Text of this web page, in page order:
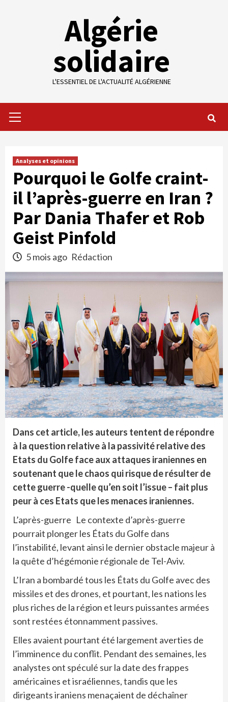
Algérie
solidaire
L'ESSENTIEL DE L'ACTUALITÉ ALGÉRIENNE
Menu
Analyses et opinions
Pourquoi le Golfe craint-
il l’après-guerre en Iran ?
Par Dania Thafer et Rob
Geist Pinfold
5 mois ago Rédaction
Dans cet article, les auteurs tentent de répondre
à la question relative à la passivité relative des
Etats du Golfe face aux attaques iraniennes en
soutenant que le chaos qui risque de résulter de
cette guerre -quelle qu’en soit l’issue – fait plus
peur à ces Etats que les menaces iraniennes.
L’après-guerre Le contexte d’après-guerre
pourrait plonger les États du Golfe dans
l’instabilité, levant ainsi le dernier obstacle majeur à
la quête d’hégémonie régionale de Tel-Aviv.
L’Iran a bombardé tous les États du Golfe avec des
missiles et des drones, et pourtant, les nations les
plus riches de la région et leurs puissantes armées
sont restées étonnamment passives.
Elles avaient pourtant été largement averties de
l’imminence du conflit. Pendant des semaines, les
analystes ont spéculé sur la date des frappes
américaines et israéliennes, tandis que les
dirigeants iraniens menaçaient de déchaîner